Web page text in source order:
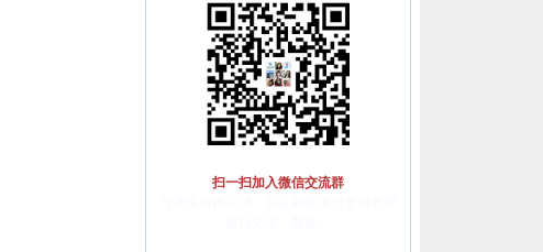
扫一扫加入微信交流群